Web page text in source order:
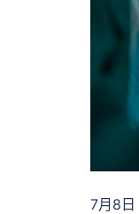
7月8日